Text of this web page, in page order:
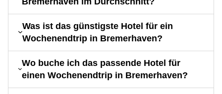
Was ist das günstigste Hotel für ein
Wochenendtrip in Bremerhaven?
Wo buche ich das passende Hotel für
einen Wochenendtrip in Bremerhaven?